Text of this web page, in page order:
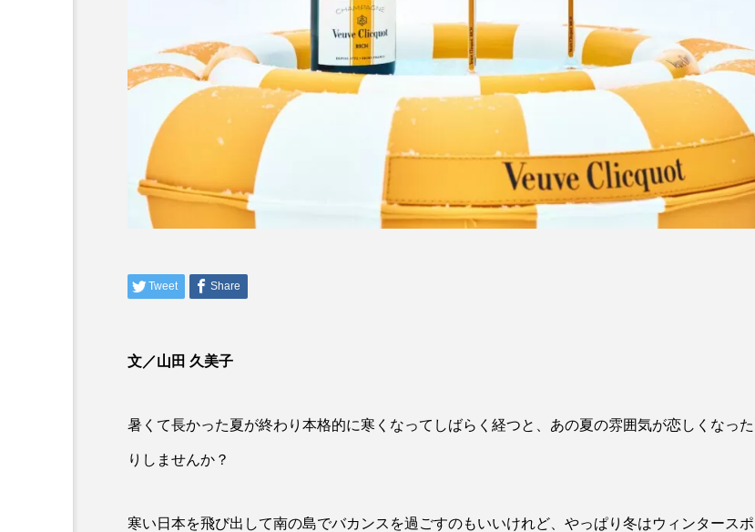
Tweet Share
文／山田 久美子
暑くて長かった夏が終わり本格的に寒くなってしばらく経つと、あの夏の雰囲気が恋しくなった
りしませんか？
寒い日本を飛び出して南の島でバカンスを過ごすのもいいけれど、やっぱり冬はウィンタースポ